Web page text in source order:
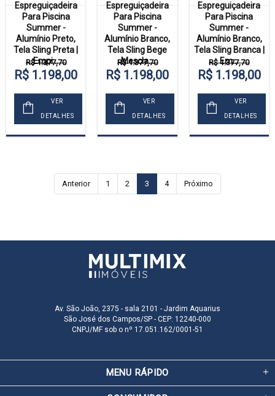
Espreguiçadeira
Para Piscina
Summer -
Alumínio Preto,
Tela Sling Preta |
Empi...
R$ 1.377,70
R$ 1.198,00
VER
DETALHES
Espreguiçadeira
Para Piscina
Summer -
Alumínio Branco,
Tela Sling Bege
Mescla...
R$ 1.377,70
R$ 1.198,00
VER
DETALHES
Espreguiçadeira
Para Piscina
Summer -
Alumínio Branco,
Tela Sling Branca |
Em...
R$ 1.377,70
R$ 1.198,00
VER
DETALHES
Anterior 1 2 3 4 Próximo
Av. São João, 2375 - sala 2101 - Jardim Aquarius
São José dos Campos/SP - CEP: 12240-000
CNPJ/MF sob o nº 17.051.162/0001-51
MENU RÁPIDO